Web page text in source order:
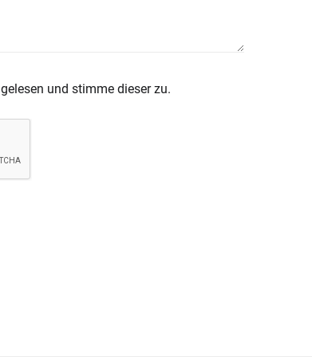
gelesen und stimme dieser zu.